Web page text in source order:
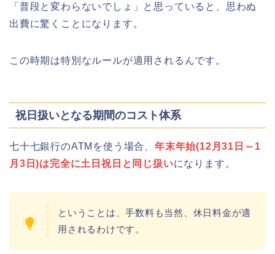
千葉銀行ゴールデンウィーク2026の
ATMの営業日(休み)まとめ!
日岡山公園の桜(花見)2026の屋台・出
店はいつまで?ライトアップ情報も!
華蔵寺公園の桜(花祭り)2026の屋台
「普段と変わらないでしょ」と思っていると、思わぬ
出費に驚くことになります。
この時期は特別なルールが適用されるんです。
祝日扱いとなる期間のコスト体系
七十七銀行のATMを使う場合、年末年始(12月31日～1
月3日)は完全に土日祝日と同じ扱いになります。
ということは、手数料も当然、休日料金が適
用されるわけです。